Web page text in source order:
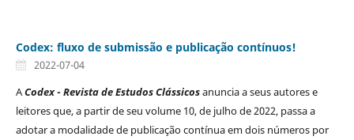
Codex: fluxo de submissão e publicação contínuos!
2022-07-04
ACodex- Revista de Estudos Clássicosanuncia a seus autores e
leitores que, a partir de seu volume 10, de julho de 2022, passa a
adotar a modalidade de publicação contínua em dois números por